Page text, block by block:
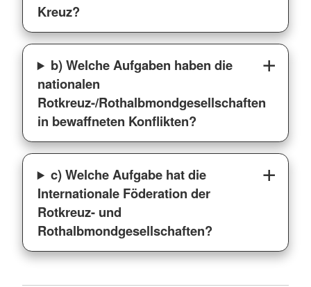
Kreuz?
b) Welche Aufgaben haben die
nationalen
Rotkreuz-/Rothalbmondgesellschaften
in bewaffneten Konflikten?
c) Welche Aufgabe hat die
Internationale Föderation der
Rotkreuz- und
Rothalbmondgesellschaften?